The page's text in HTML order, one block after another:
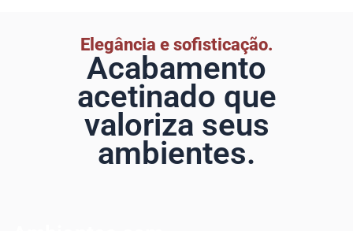
Elegância e sofisticação.
Acabamento
acetinado que
valoriza seus
ambientes.